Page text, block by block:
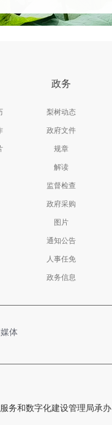
政务
梨树动态
政府文件
规章
解读
监督检查
政府采购
图片
通知公告
人事任免
政务信息
体
务和数字化建设管理局承办